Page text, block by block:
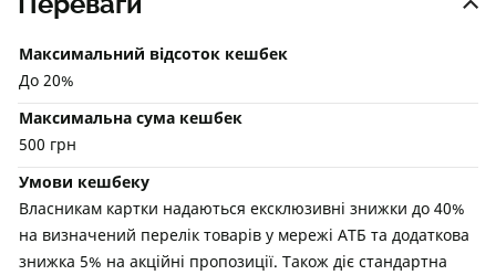
Максимальний відсоток кешбек
До 20%
Максимальна сума кешбек
500 грн
Умови кешбеку
Власникам картки надаються ексклюзивні знижки до 40%
на визначений перелік товарів у мережі АТБ та додаткова
знижка 5% на акційні пропозиції. Також діє стандартна